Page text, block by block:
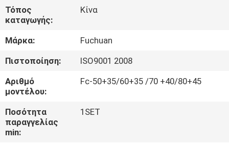
ΒΊΝΤΕΟ
ΕΜΦΆΝΙΣΗ
VR
ΣΧΕΤΙΚΆ
ΜΕ
ΕΜΆΣ
Τόπος
καταγωγής:
Κίνα
Μάρκα:
Fuchuan
Πιστοποίηση:
ISO9001 2008
Αριθμό
μοντέλου:
Fc-50+35/60+35 /70 +40/80+45
Ποσότητα
παραγγελίας
min:
1SET